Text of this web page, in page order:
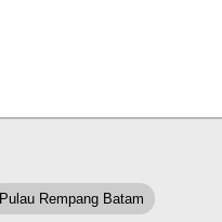
Pulau Rempang Batam